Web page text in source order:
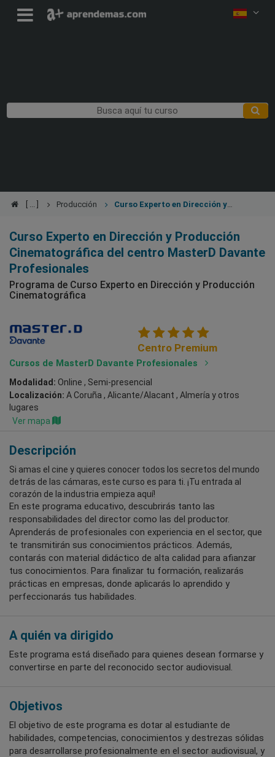
Producción
Curso Experto en Dirección y Producción
Cinematográfica del centro MasterD Davante
Profesionales
Programa de Curso Experto en Dirección y Producción
Cinematográfica
Centro Premium
Cursos de MasterD Davante Profesionales
Modalidad: Online , Semi-presencial
Localización: A Coruña , Alicante/Alacant , Almería y otros
lugares
Ver mapa
Descripción
Si amas el cine y quieres conocer todos los secretos del mundo
detrás de las cámaras, este curso es para ti. ¡Tu entrada al
corazón de la industria empieza aquí!
En este programa educativo, descubrirás tanto las
responsabilidades del director como las del productor.
Aprenderás de profesionales con experiencia en el sector, que
te transmitirán sus conocimientos prácticos. Además,
contarás con material didáctico de alta calidad para afianzar
tus conocimientos. Para finalizar tu formación, realizarás
prácticas en empresas, donde aplicarás lo aprendido y
perfeccionarás tus habilidades.
A quién va dirigido
Este programa está diseñado para quienes desean formarse y
convertirse en parte del reconocido sector audiovisual.
Objetivos
El objetivo de este programa es dotar al estudiante de
habilidades, competencias, conocimientos y destrezas sólidas
para desarrollarse profesionalmente en el sector audiovisual, y